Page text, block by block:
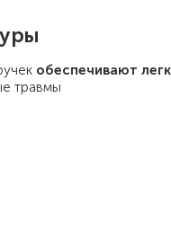
обеспечивают
травмы